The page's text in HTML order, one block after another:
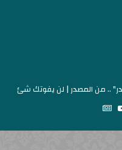
.. من المصدر | لن يفوتك شئ
YouTube
Google